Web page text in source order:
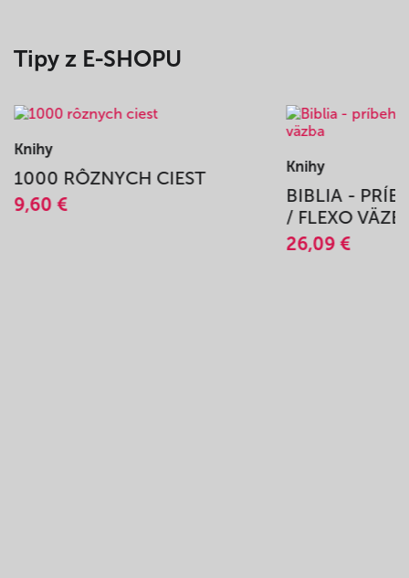
Tipy z E-SHOPU
Knihy
1000 RÔZNYCH CIEST
9,60 €
Knihy
BIBLIA -
/ FLEXO
26,09 €